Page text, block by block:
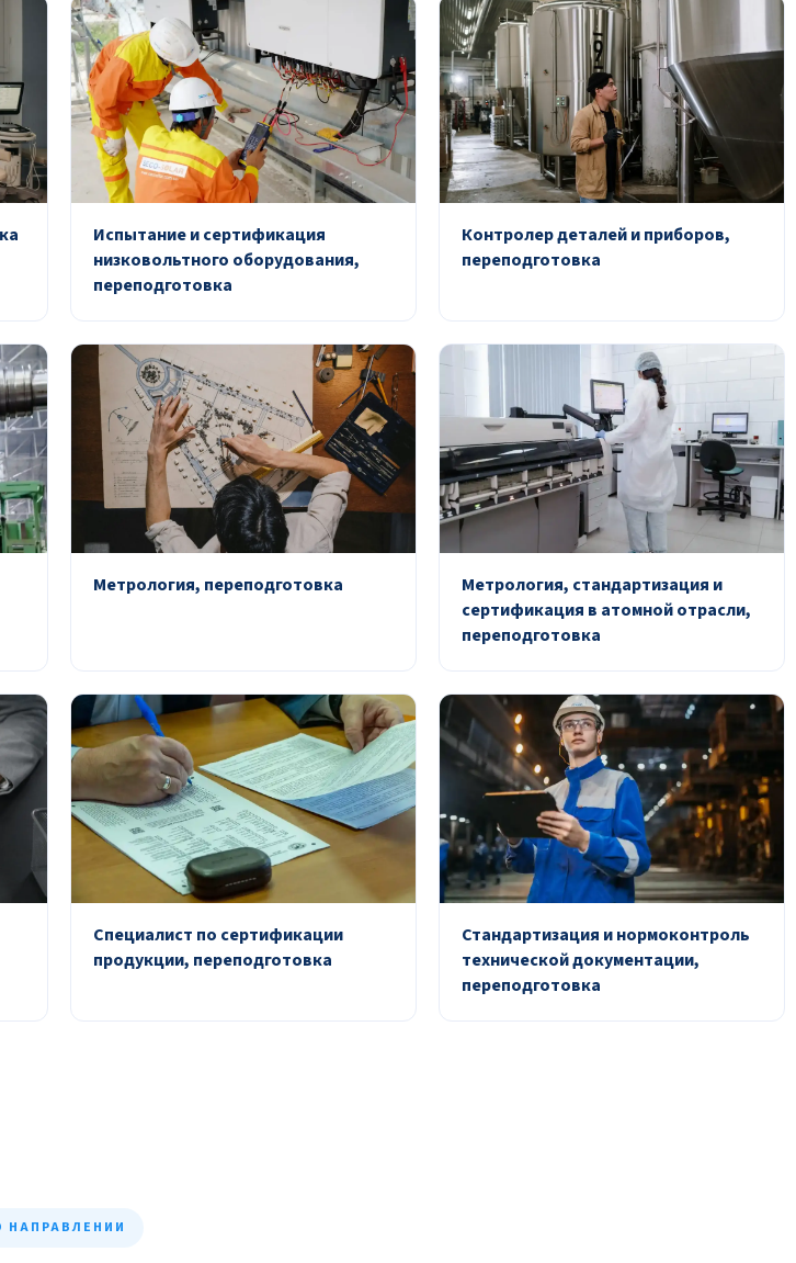
Испытание и сертификация
низковольтного оборудования,
переподготовка
Контролер деталей и приборов,
переподготовка
Метрология, переподготовка
Метрология, стандартизация и
сертификация в атомной отрасли,
переподготовка
Специалист по сертификации
продукции, переподготовка
Стандартизация и нормоконтроль
технической документации,
переподготовка
НАПРАВЛЕНИИ